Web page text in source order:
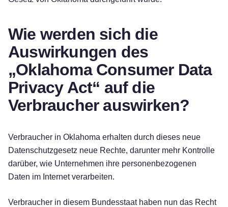
Wie werden sich die
Auswirkungen des
„Oklahoma Consumer Data
Privacy Act“ auf die
Verbraucher auswirken?
Verbraucher in Oklahoma erhalten durch dieses neue
Datenschutzgesetz neue Rechte, darunter mehr Kontrolle
darüber, wie Unternehmen ihre personenbezogenen
Daten im Internet verarbeiten.
Verbraucher in diesem Bundesstaat haben nun das Recht